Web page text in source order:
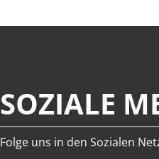
SOZIALE
Folge uns in den Sozialen